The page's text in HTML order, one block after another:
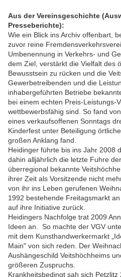
Aus der Vereinsgeschichte
Presseberichte):
Wie ein Blick ins Archiv offenbart,
zuvor reine
Umbenennung in Verkehrs- und
dem Ziel, verstärkt die Vielfalt des
Bewusstsein zu rücken und die
Gewerbetreibenden und die
inhabergeführten Betriebe
bei einem echten Preis-Leistungs-
wettbewerbsfähig sind. So fand
eines verkaufsoffenen Sonntags
Kinderfest unter Beteiligung
großen Anklang fand.
Heidinger führte bis ins Jahr 2008
dahin alljährlich die letzte Fuhre
überregional bekannte
ihrer Zeit als Vorsitzende nicht
von ihr ins Leben gerufenen
1992 bestehende Freitagsmarkt
auf ihre Initiative zurück.
Heidingers Nachfolge trat 2009
Ideen an. So machte der VGV
mit dem Kunsthandwerkermarkt
Main" von sich reden. Der
Aushängeschild Veitshöchheims
größeren Zuspruchs.
Krankheitsbedingt sah sich